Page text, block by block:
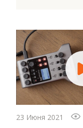
23 Июня 2021